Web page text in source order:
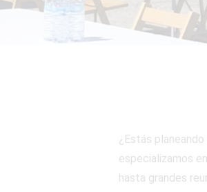
¿Estás
especializamos
hasta grandes